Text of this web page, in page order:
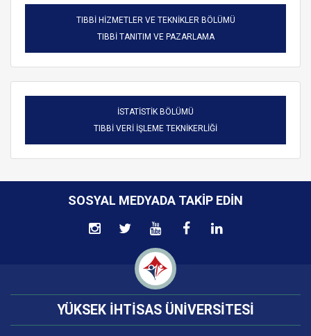
TIBBİ HİZMETLER VE TEKNİKLER BÖLÜMÜ
TIBBİ TANITIM VE PAZARLAMA
İSTATİSTİK BÖLÜMÜ
TIBBİ VERİ İŞLEME TEKNİKERLİĞİ
SOSYAL MEDYADA TAKIP EDIN
YÜKSEK İHTİSAS ÜNİVERSİTESİ